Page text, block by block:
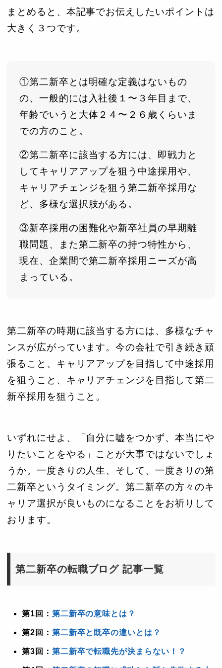
まとめると、本記事でお伝えしたいポイントは
大きく３つです。
①第二新卒とは明確な定義はないもの
の、一般的には入社後１〜３年目まで、
年齢でいうと大体２４〜２６歳くらいま
での方のこと。
②第二新卒に該当する方には、即戦力と
してキャリアアップを狙う中途採用や、
キャリアチェンジを狙う第二新卒採用な
ど、多様な選択肢がある。
③新卒採用の困難化や新卒社員の早期離
職問題、また第二新卒の持つ特性から、
現在、企業間で第二新卒採用ニーズが高
まっている。
第二新卒の時期に該当する方には、多様なチャ
ンスが広がっています。今の会社で引き続き頑
張ること、キャリアアップを目指して中途採用
を狙うこと、キャリアチェンジを目指して第二
新卒採用を狙うこと。
いずれにせよ、「自分に嘘をつかず、本当にや
りたいことをやる」ことが大事ではないでしょ
うか。一度きりの人生、そして、一度きりの第
二新卒というタイミング。第二新卒の方々のキ
ャリア選択が良いものになることをお祈りして
おります。
第二新卒の転職ブログ 記事一覧
第1回： 第二新卒の意味とは？
第2回： 第二新卒と既卒の違いとは？
第3回： 第二新卒で転職先が決まらない！？